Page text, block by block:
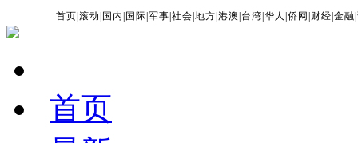
首页 |滚动 国内 国际 |军事 |社会 |地方 |港澳 台湾 |华人 |侨网 财经 |金融 |
首页